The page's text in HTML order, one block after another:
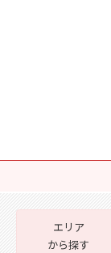
エリア
から探す